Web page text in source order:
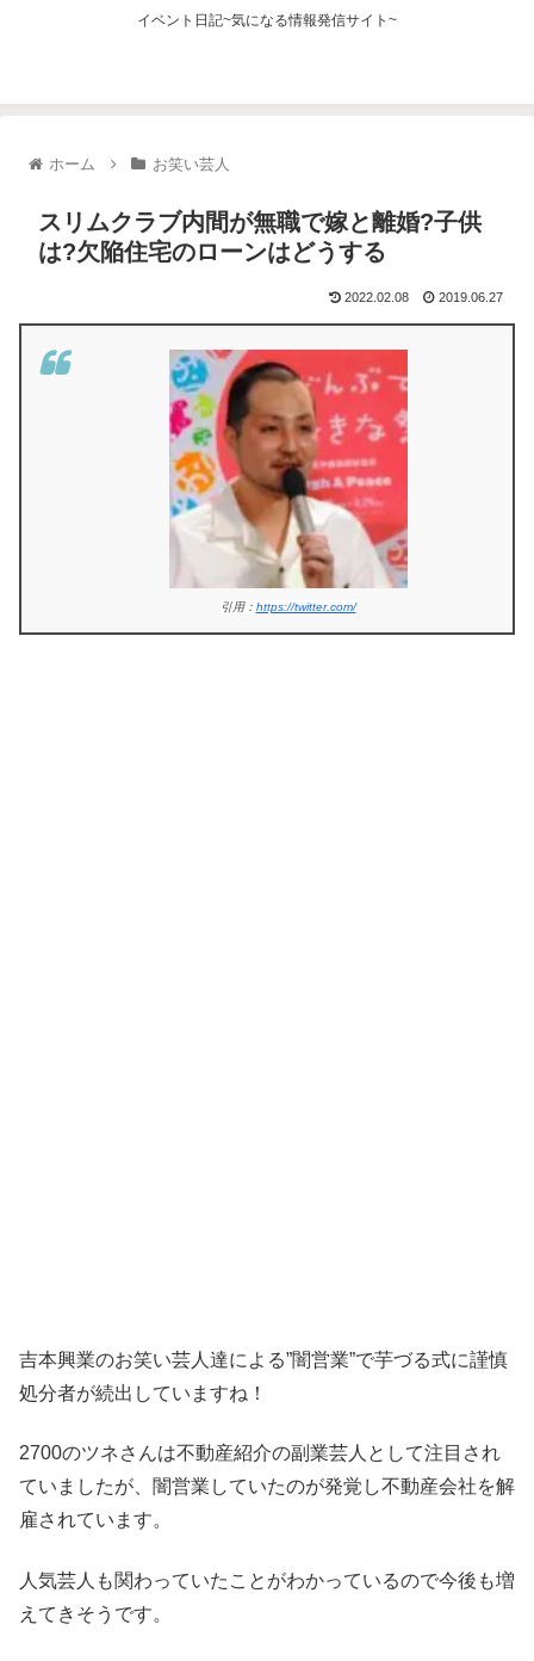
イベント日記~気になる情報発信サイト~
ホーム お笑い芸人
スリムクラブ内間が無職で嫁と離婚?子供
は?欠陥住宅のローンはどうする
2022.02.08 2019.06.27
引用： https://twitter.com/
吉本興業のお笑い芸人達による”闇営業”で芋づる式に謹慎
処分者が続出していますね！
2700のツネさんは不動産紹介の副業芸人として注目され
ていましたが、闇営業していたのが発覚し不動産会社を解
雇されています。
人気芸人も関わっていたことがわかっているので今後も増
えてきそうです。